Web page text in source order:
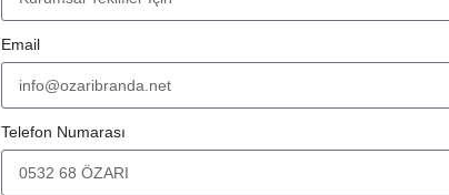
Email
Telefon Numarası